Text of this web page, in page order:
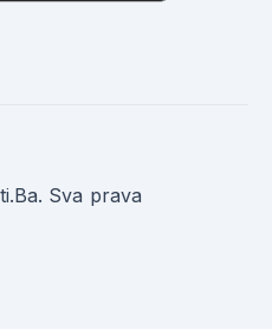
Sva prava